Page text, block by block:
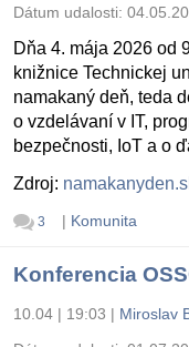
Dátum udalosti:
Dňa 4. mája 2026 od
knižnice Technickej
namakaný deň, teda
o vzdelávaní v IT,
bezpečnosti, IoT a o
Zdroj:
3 | Komunita
Konferencia
10.04 | 19:03 | Miroslav